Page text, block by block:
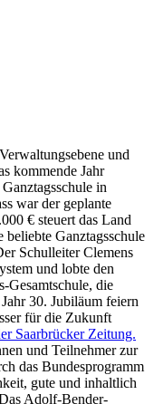
und
kommende Jahr
in
war der geplante
€ steuert das Land
Ganztagsschule
Schulleiter Clemens
und lobte den
Gesamtschule, die
30. Jubiläum feiern
für die Zukunft
Saarbrücker Zeitung.
und Teilnehmer zur
das Bundesprogramm
gute und inhaltlich
Adolf-Bender-